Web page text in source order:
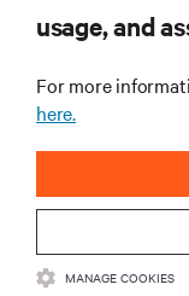
與我們聯繫
使用條款 •
usage, and
For more
here.
MANAGE COOKIES